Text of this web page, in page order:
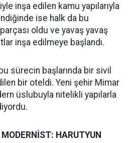
inşa edilen kamu yapılarıyla
ise halk da bu
oldu ve yavaş yavaş
inşa edilmeye başlandı.
sürecin başlarında bir sivil
bir oteldi. Yeni şehir Mimar
üslubuyla nitelikli yapılarla
MODERNİST: HARUTYUN